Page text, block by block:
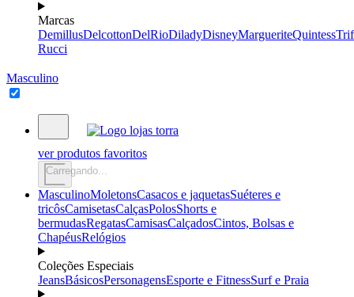
Marcas
DemillusDelcottonDelRioDiladyDisneyMargueriteQuintess
Rucci
Masculino
ver produtos favoritos
Carregando...
MasculinoMoletonsCasacos e jaquetasSuéteres e
tricôsCamisetasCalçasPolosShorts e
bermudasRegatasCamisasCalçadosCintos, Bolsas e
ChapéusRelógios
Coleções Especiais
JeansBásicosPersonagensEsporte e FitnessSurf e Praia